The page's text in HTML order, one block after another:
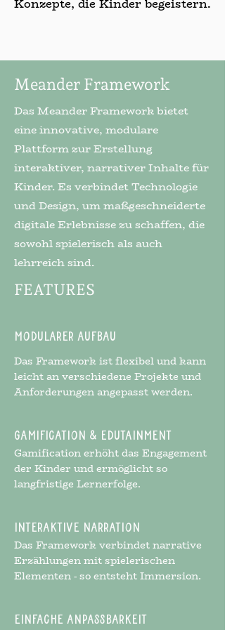
Konzepte, die Kinder begeistern.
Meander Framework
Das Meander Framework bietet
eine innovative, modulare
Plattform zur Erstellung
interaktiver, narrativer Inhalte für
Kinder. Es verbindet Technologie
und Design, um maßgeschneiderte
digitale Erlebnisse zu schaffen, die
sowohl spielerisch als auch
lehrreich sind.
FEATURES
Modularer Aufbau
Das Framework ist flexibel und kann
leicht an verschiedene Projekte und
Anforderungen angepasst werden.
Gamification & Edutainment
Gamification erhöht das Engagement
der Kinder und ermöglicht so
langfristige Lernerfolge.
Interaktive Narration
Das Framework verbindet narrative
Erzählungen mit spielerischen
Elementen - so entsteht Immersion.
Einfache Anpassbarkeit